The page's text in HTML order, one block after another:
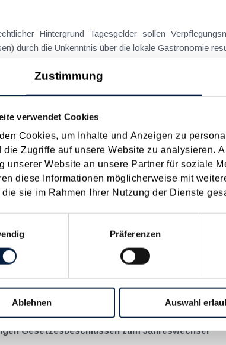
Zustimmung
verwendet Cookies
Cookies, um Inhalte und Anzeigen zu
die Zugriffe auf unsere Website zu analysieren.
unserer Website an unsere Partner für soziale
diese Informationen möglicherweise mit
die sie im Rahmen Ihrer Nutzung der Dienste
Präferenzen
Ablehnen Auswahl
ausgleichen, welche im Zuge von Dienstreisen
durch die Unkenntnis über die lokale Gastronomie
bei geschiedenen Eltern
(GZ RV/7103366/2025 vom 10.02.2026) hatte sich mit der Frage
Elternteil nach einer Scheidung die
drucken
Suche in Schlagwortliste
2023 2022 2021 2020 2019 2018
Gesetzesbeschlüssen zum Jahreswechsel